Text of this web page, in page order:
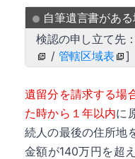
自筆遺言書があ
検認の申し立て先
/ 管轄区域表 ]
遺留分を請求する場
た時から１年以内に
続人の最後の住所地
金額が140万円を超